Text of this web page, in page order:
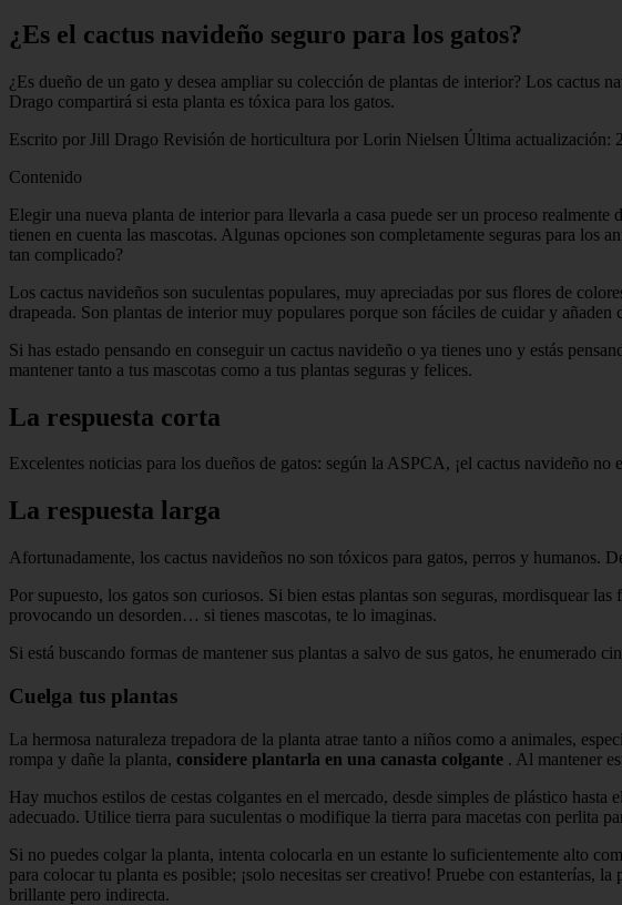
¿Es el cactus navideño seguro para los gatos?
¿Es dueño de un gato y desea ampliar su colección de plantas de interior? Los cactus
Drago compartirá si esta planta es tóxica para los gatos.
Escrito por Jill Drago Revisión de horticultura por Lorin Nielsen Última actualización:
Contenido
Elegir una nueva planta de interior para llevarla a casa puede ser un proceso
tienen en cuenta las mascotas. Algunas opciones son completamente seguras para los
tan complicado?
Los cactus navideños son suculentas populares, muy apreciadas por sus flores de
drapeada. Son plantas de interior muy populares porque son fáciles de cuidar y
Si has estado pensando en conseguir un cactus navideño o ya tienes uno y estás
mantener tanto a tus mascotas como a tus plantas seguras y felices.
La respuesta corta
Excelentes noticias para los dueños de gatos: según la ASPCA, ¡el cactus navideño no
La respuesta larga
Afortunadamente, los cactus navideños no son tóxicos para gatos, perros y
Por supuesto, los gatos son curiosos. Si bien estas plantas son seguras, mordisquear
provocando un desorden… si tienes mascotas, te lo imaginas.
Si está buscando formas de mantener sus plantas a salvo de sus gatos, he enumerado
Cuelga tus plantas
La hermosa naturaleza trepadora de la planta atrae tanto a niños como a animales,
rompa y dañe la planta, considere plantarla en una canasta colgante . Al mantener
Hay muchos estilos de cestas colgantes en el mercado, desde simples de plástico
adecuado. Utilice tierra para suculentas o modifique la tierra para macetas con perlita
Si no puedes colgar la planta, intenta colocarla en un estante lo suficientemente alto
para colocar tu planta es posible; ¡solo necesitas ser creativo! Pruebe con estanterías,
brillante pero indirecta.